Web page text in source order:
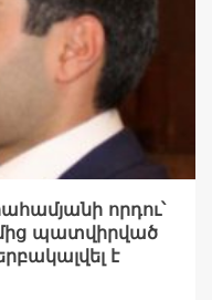
որդու՝
պատվիրված
է